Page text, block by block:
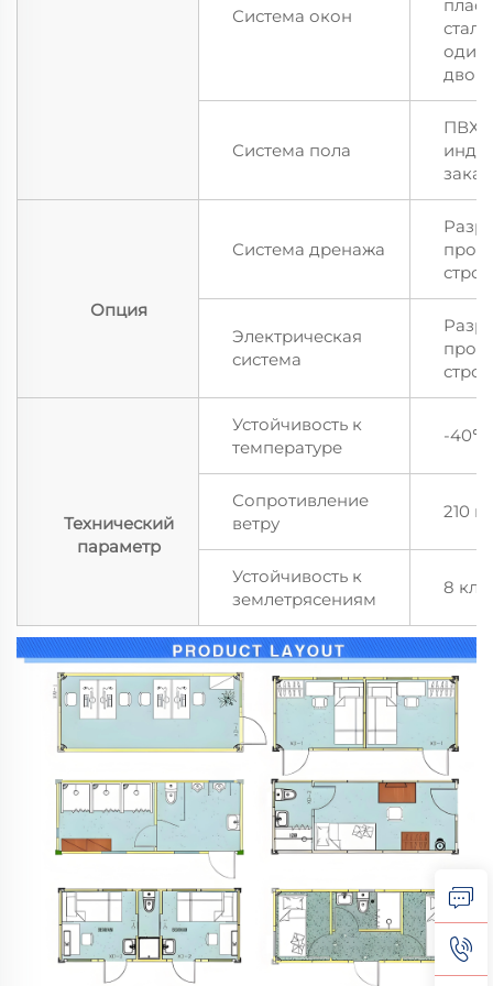
Система окон
Система пола
ПВХ,
Опция
Система дренажа
Электрическая
система
Технический
параметр
Устойчивость к
температуре
-40℃
Сопротивление
ветру
210
Устойчивость к
землетрясениям
8